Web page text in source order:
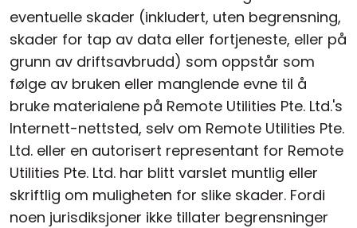
eventuelle skader (inkludert, uten begrensning,
skader for tap av data eller fortjeneste, eller på
grunn av driftsavbrudd) som oppstår som
følge av bruken eller manglende evne til å
bruke materialene på Remote Utilities Pte. Ltd.'s
Internett-nettsted, selv om Remote Utilities Pte.
Ltd. eller en autorisert representant for Remote
Utilities Pte. Ltd. har blitt varslet muntlig eller
skriftlig om muligheten for slike skader. Fordi
noen jurisdiksjoner ikke tillater begrensninger